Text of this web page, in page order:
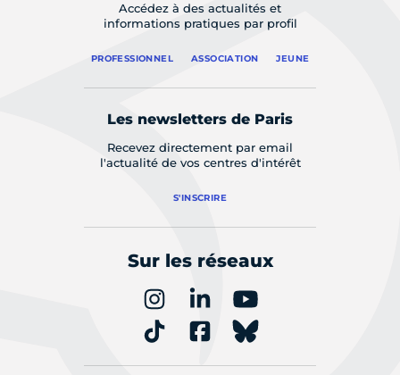
Accédez à des actualités et
informations pratiques par profil
PROFESSIONNEL ASSOCIATION JEUNE
Les newsletters de Paris
Recevez directement par email
l'actualité de vos centres d'intérêt
S'INSCRIRE
Sur les réseaux